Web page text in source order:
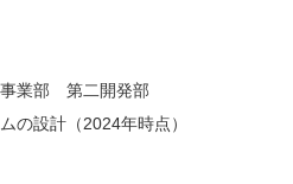
業部 第二開発部
の設計（2024年時点）